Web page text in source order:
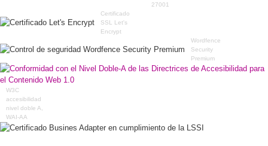
27001
Certificado
SSL Let's
Encrypt
Wordfence
Security
Premium
W3C
accesibilidad
nivel doble A,
WAI-AA